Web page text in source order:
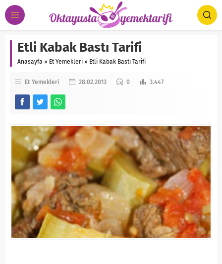
Etli Kabak Bastı Tarifi
Anasayfa » Et Yemekleri » Etli Kabak Bastı Tarifi
Et Yemekleri 28.02.2013 0 3.447